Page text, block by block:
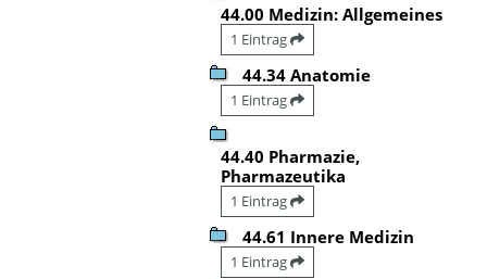
44.00 Medizin: Allgemeines
1 Eintrag
44.34 Anatomie
1 Eintrag
44.40 Pharmazie,
Pharmazeutika
1 Eintrag
44.61 Innere Medizin
1 Eintrag